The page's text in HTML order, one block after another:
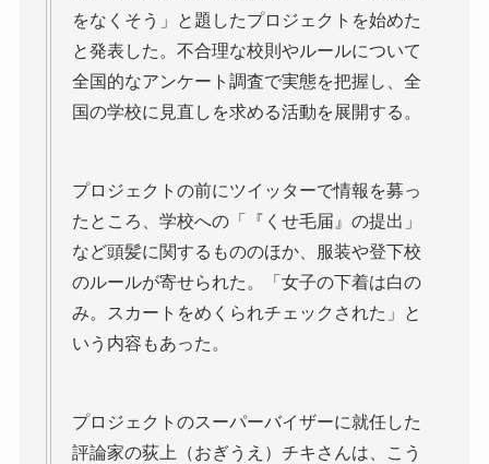
をなくそう」と題したプロジェクトを始めた
と発表した。不合理な校則やルールについて
全国的なアンケート調査で実態を把握し、全
国の学校に見直しを求める活動を展開する。
プロジェクトの前にツイッターで情報を募っ
たところ、学校への「『くせ毛届』の提出」
など頭髪に関するもののほか、服装や登下校
のルールが寄せられた。「女子の下着は白の
み。スカートをめくられチェックされた」と
いう内容もあった。
プロジェクトのスーパーバイザーに就任した
評論家の荻上（おぎうえ）チキさんは、こう